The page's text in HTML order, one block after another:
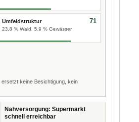
Umfeldstruktur
23,8 % Wald, 5,9 % Gewässer
71
ersetzt keine Besichtigung, kein
Nahversorgung: Supermarkt
schnell erreichbar